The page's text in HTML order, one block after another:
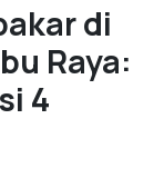
di
Raya:
4